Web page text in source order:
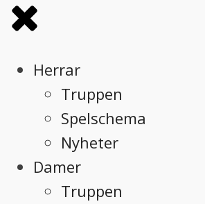
Herrar
Truppen
Spelschema
Nyheter
Damer
Truppen